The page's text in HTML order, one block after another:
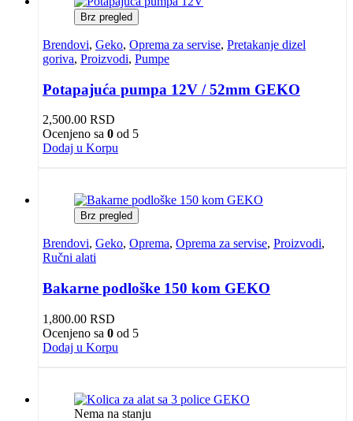
Brz pregled
Brendovi, Geko, Oprema za servise, Pretakanje dizel
goriva, Proizvodi, Pumpe
Potapajuća pumpa 12V / 52mm GEKO
2,500.00 RSD
Ocenjeno sa 0 od 5
Dodaj u Korpu
Brz pregled
Brendovi, Geko, Oprema, Oprema za servise, Proizvodi,
Ručni alati
Bakarne podloške 150 kom GEKO
1,800.00 RSD
Ocenjeno sa 0 od 5
Dodaj u Korpu
Nema na stanju